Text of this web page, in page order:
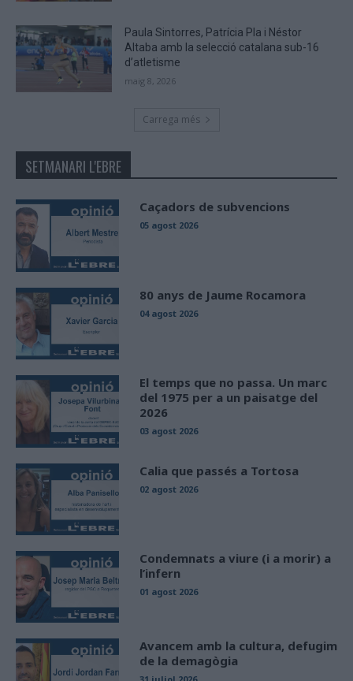
Paula Sintorres, Patrícia Pla i Néstor
Altaba amb la selecció catalana sub-16
d’atletisme
maig 8, 2026
Carrega més
SETMANARI L'EBRE
Caçadors de subvencions
05 agost 2026
80 anys de Jaume Rocamora
04 agost 2026
El temps que no passa. Un marc
del 1975 per a un paisatge del
2026
03 agost 2026
Calia que passés a Tortosa
02 agost 2026
Condemnats a viure (i a morir) a
l’infern
01 agost 2026
Avancem amb la cultura, defugim
de la demagògia